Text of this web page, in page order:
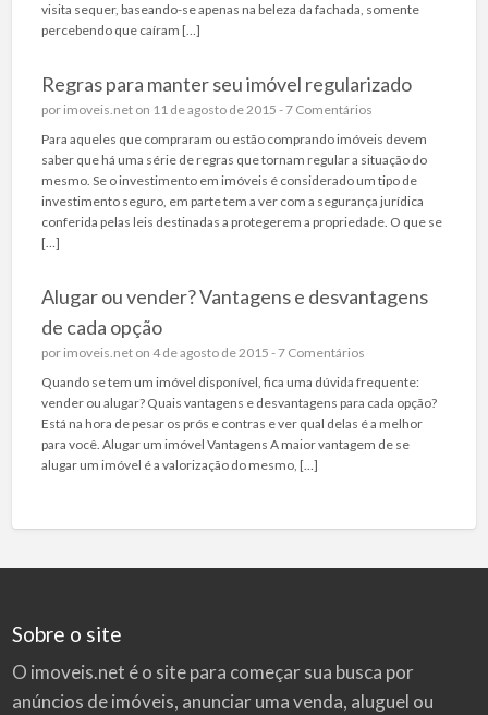
visita sequer, baseando-se apenas na beleza da fachada, somente
percebendo que caíram […]
Regras para manter seu imóvel regularizado
por imoveis.neton 11 de agosto de 2015 -7 Comentários
Para aqueles que compraram ou estão comprando imóveis devem
saber que há uma série de regras que tornam regular a situação do
mesmo. Se o investimento em imóveis é considerado um tipo de
investimento seguro, em parte tem a ver com a segurança jurídica
conferida pelas leis destinadas a protegerem a propriedade. O que se
[…]
Alugar ou vender? Vantagens e desvantagens
de cada opção
por imoveis.neton 4 de agosto de 2015 -7 Comentários
Quando se tem um imóvel disponível, fica uma dúvida frequente:
vender ou alugar? Quais vantagens e desvantagens para cada opção?
Está na hora de pesar os prós e contras e ver qual delas é a melhor
para você. Alugar um imóvel Vantagens A maior vantagem de se
alugar um imóvel é a valorização do mesmo, […]
Sobre o site
O imoveis.net é o site para começar sua busca por
anúncios de imóveis, anunciar uma venda, aluguel ou